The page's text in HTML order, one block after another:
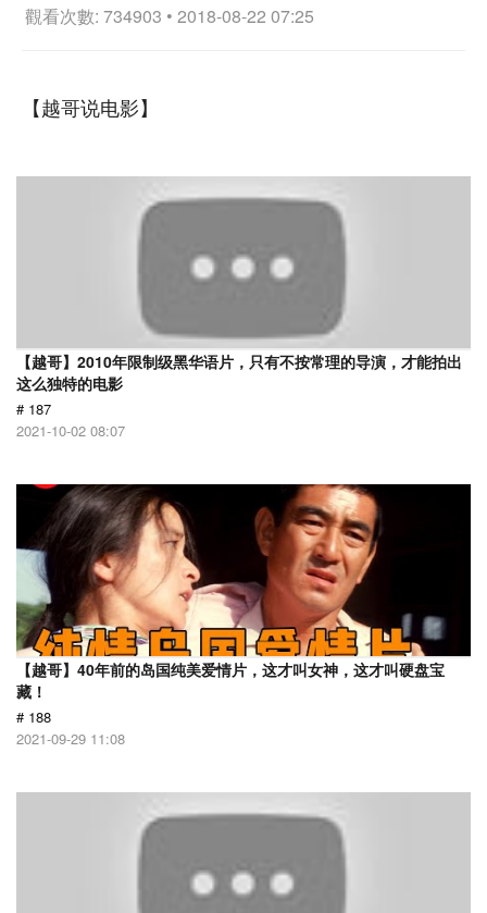
觀看次數: 734903 • 2018-08-22 07:25
【越哥说电影】
【越哥】2010年限制级黑华语片，只有不按常理的导演，才能拍出
这么独特的电影
# 187
2021-10-02 08:07
【越哥】40年前的岛国纯美爱情片，这才叫女神，这才叫硬盘宝
藏！
# 188
2021-09-29 11:08